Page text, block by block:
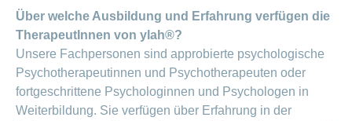
Über welche Ausbildung und Erfahrung verfügen die
TherapeutInnen von ylah®?
Unsere Fachpersonen sind approbierte psychologische
Psychotherapeutinnen und Psychotherapeuten oder
fortgeschrittene Psychologinnen und Psychologen in
Weiterbildung. Sie verfügen über Erfahrung in der